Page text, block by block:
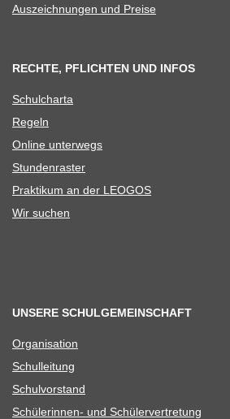
Aus­zeich­nun­gen und Preise
RECHTE, PFLICHTEN UND INFOS
Schul­charta
Regeln
Online unter­wegs
Stun­den­ras­ter
Prak­ti­kum an der LEOGOS
Wir suchen
UNSERE SCHULGEMEINSCHAFT
Orga­ni­sa­tion
Schul­lei­tung
Schul­vor­stand
Schü­le­rin­nen- und Schülervertretung